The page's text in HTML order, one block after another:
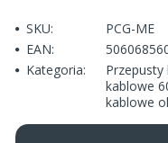
SKU:
PCG-ME
EAN:
Kategoria:
Przepusty
kablowe
kablowe